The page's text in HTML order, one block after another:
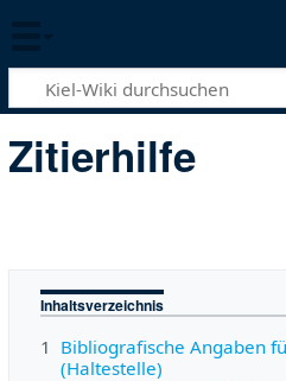
Zitierhilfe
Inhaltsverzeichnis
1 Bibliografische Angaben
(Haltestelle)